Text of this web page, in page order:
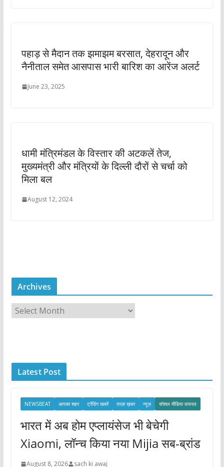
पहाड़ से मैदान तक झमाझम बरसात, देहरादून और
नैनीताल समेत आसपास भारी बारिश का आरेंज अलर्ट
June 23, 2025
धामी मंत्रिमंडल के विस्तार की अटकलें तेज,
मुख्यमंत्री और मंत्रियों के दिल्ली दौरों से चर्चा को
मिला बल
August 12, 2024
Archives
r
e
Latest Post
NEWSBEAT आपका शहर ट्रेंडिंग खबरें ताज़ा ख़बर न्यूज़ सोशल मीडिया वायरल
भारत में अब होम एप्लायंसेज भी बेचेगी
Xiaomi, लॉन्च किया नया Mijia सब-ब्रांड
August 8, 2026 sach ki awaj